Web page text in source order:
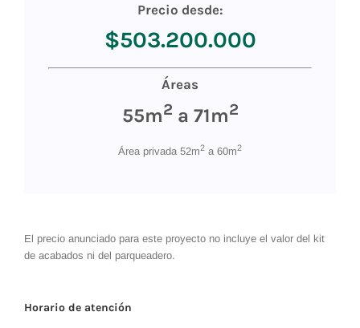
Precio desde:
$503.200.000
Áreas
55m2 a 71m2
Área privada 52m2 a 60m2
El precio anunciado para este proyecto no incluye el valor del kit
de acabados ni del parqueadero.
Horario de atención